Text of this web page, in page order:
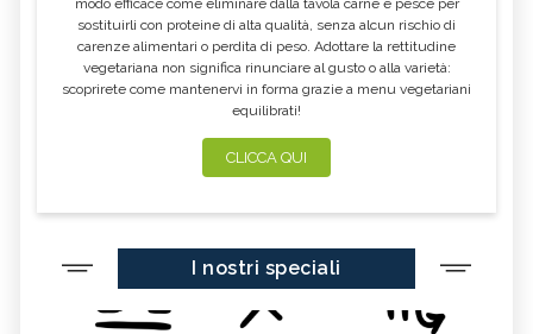
sostituirli con proteine di alta qualità, senza alcun rischio di
carenze alimentari o perdita di peso. Adottare la rettitudine
vegetariana non significa rinunciare al gusto o alla varietà:
scoprirete come mantenervi in forma grazie a menu vegetariani
equilibrati!
CLICCA QUI
I nostri speciali